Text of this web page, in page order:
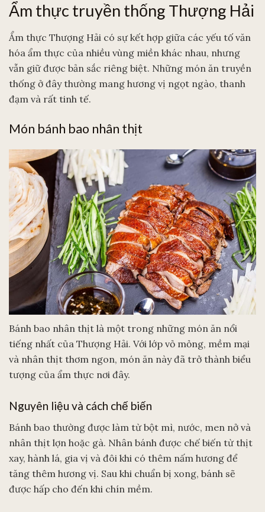
Ẩm thực truyền thống Thượng Hải
Ẩm thực Thượng Hải có sự kết hợp giữa các yếu tố văn
hóa ẩm thực của nhiều vùng miền khác nhau, nhưng
vẫn giữ được bản sắc riêng biệt. Những món ăn truyền
thống ở đây thường mang hương vị ngọt ngào, thanh
đạm và rất tinh tế.
Món bánh bao nhân thịt
Bánh bao nhân thịt là một trong những món ăn nổi
tiếng nhất của Thượng Hải. Với lớp vỏ mỏng, mềm mại
và nhân thịt thơm ngon, món ăn này đã trở thành biểu
tượng của ẩm thực nơi đây.
Nguyên liệu và cách chế biến
Bánh bao thường được làm từ bột mì, nước, men nở và
nhân thịt lợn hoặc gà. Nhân bánh được chế biến từ thịt
xay, hành lá, gia vị và đôi khi có thêm nấm hương để
tăng thêm hương vị. Sau khi chuẩn bị xong, bánh sẽ
được hấp cho đến khi chín mềm.